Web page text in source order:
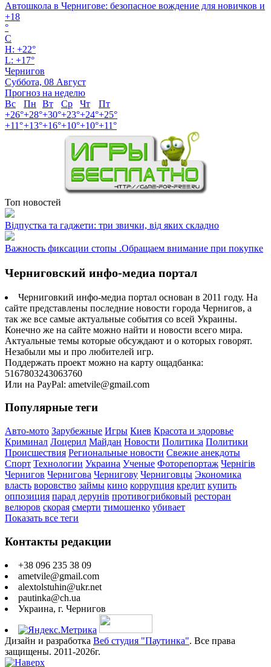
Автошкола в Чернигове: безопасное вождение для новичков и
+18
°
C
H: +22°
L: +17°
Чернигов
Суббота, 08 Август
Прогноз на неделю
Вс
Пн Вт Ср Чт
Пт
+26°+28°+30°+23°+24°+25°
+11°+13°+16°+10°+10°+11°
Топ новостей
Відпустка та гаджети: три звички, від яких складно
Важность фиксации стопы .Обращаем внимание при покупке
Черниговский инфо-медиа портал
Черниговкий инфо-медиа портал основан в 2011 году. На
сайте представлены последние новости города Чернигов, а
так же все самые актуальные события со всей Украины.
Конечно же на сайте можно найти и новости всего мира.
Актуальные темы которые обсуждают и о которых говорят.
Незабыли мы и про любителей игр.
Поддержать проект можно на карту ощадбанка:
5167803243063760
Или на PayPal: ametvile@gmail.com
Популярные теги
Авто-мото Зарубежные Игры Киев Красота и здоровье
Криминал Лоцерил Майдан Новости Политика Политики
Происшествия Региональные новости Свежие анекдоты
Спорт Технологии Украина Ученые Фоторепортаж Чернігів
Чернигов Чернигова Чернигову Черниговцы Экономика
власть воровство займы кино коррупция кредит купить
оппозиция парад дерунів противогрибковый ресторан
велюров скорая смерти тимошенко убивает
Показать все теги
Контакты редакции
+38 096 235 38 09
ametvile@gmail.com
alextolstuhin@ukr.net
pautinka@ch.ua
Украина, г. Чернигов
Дизайн и разработка Веб студия "Паутинка". Все права
защищены. 2011-2026г.